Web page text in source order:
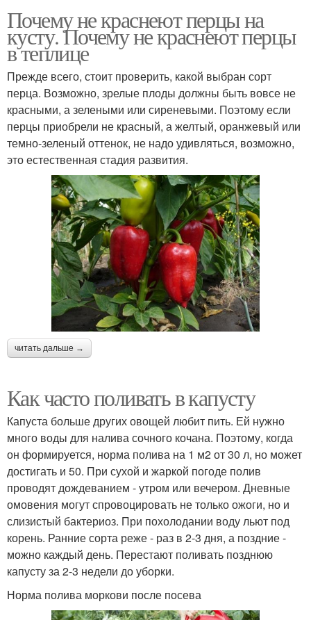
Почему не краснеют перцы на
кусту. Почему не краснеют перцы
в теплице
Прежде всего, стоит проверить, какой выбран сорт
перца. Возможно, зрелые плоды должны быть вовсе не
красными, а зелеными или сиреневыми. Поэтому если
перцы приобрели не красный, а желтый, оранжевый или
темно-зеленый оттенок, не надо удивляться, возможно,
это естественная стадия развития.
читать дальше →
Как часто поливать в капусту
Капуста больше других овощей любит пить. Ей нужно
много воды для налива сочного кочана. Поэтому, когда
он формируется, норма полива на 1 м2 от 30 л, но может
достигать и 50. При сухой и жаркой погоде полив
проводят дождеванием - утром или вечером. Дневные
омовения могут спровоцировать не только ожоги, но и
слизистый бактериоз. При похолодании воду льют под
корень. Ранние сорта реже - раз в 2-3 дня, а поздние -
можно каждый день. Перестают поливать позднюю
капусту за 2-3 недели до уборки.
Норма полива моркови после посева